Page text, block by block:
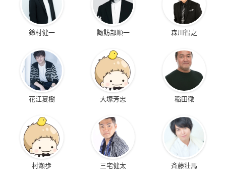
鈴村健一 諏訪部順一 森川智之
花江夏樹 大塚芳忠 稲田徹
村瀬歩 三宅健太 斉藤壮馬